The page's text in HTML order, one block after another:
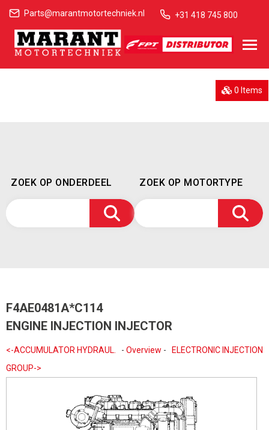
Parts@marantmotortechniek.nl +31 418 745 800
0 Items
ZOEK OP ONDERDEEL ZOEK OP MOTORTYPE
F4AE0481A*C114
ENGINE INJECTION INJECTOR
<-ACCUMULATOR HYDRAUL. - Overview -
ELECTRONIC INJECTION
GROUP->